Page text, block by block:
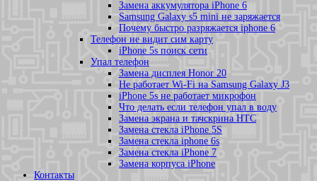
Замена аккумулятора iPhone 6
Samsung Galaxy s5 mini не заряжается
Почему быстро разряжается iphone 6
Телефон не видит сим карту
iPhone 5s поиск сети
Упал телефон
Замена дисплея Honor 20
Не работает Wi-Fi на Samsung Galaxy J3
iPhone 5s не работает микрофон
Что делать если телефон упал в воду
Замена экрана и тачскрина HTC
Замена стекла iPhone 5S
Замена стекла iphone 6s
Замена стекла iPhone 7
Замена корпуса iPhone
Контакты